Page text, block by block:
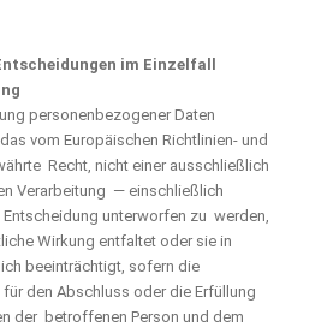
im Einzelfall
personenbezogener Daten
vom Europäischen Richtlinien- und
Recht, nicht einer ausschließlich
Verarbeitung — einschließlich
unterworfen zu werden,
Wirkung entfaltet oder sie in
beeinträchtigt, sofern die
den Abschluss oder die Erfüllung
der betroffenen Person und dem